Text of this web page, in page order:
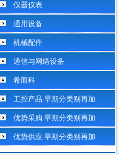
仪器仪表
通用设备
机械配件
通信与网络设备
希而科
工控产品 早期分类别再加
优势采购 早期分类别再加
优势供应 早期分类别再加